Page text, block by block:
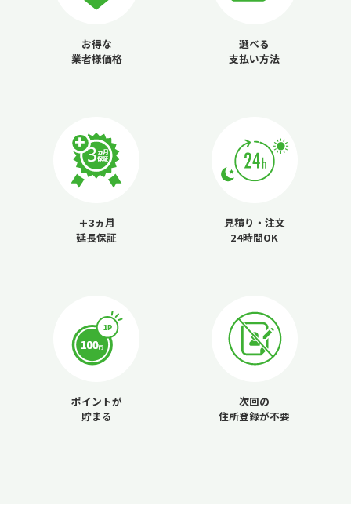
お得な
業者様価格
選べる
支払い方法
＋3ヵ月
延長保証
見積り・注文
24時間OK
ポイントが
貯まる
次回の
住所登録が不要